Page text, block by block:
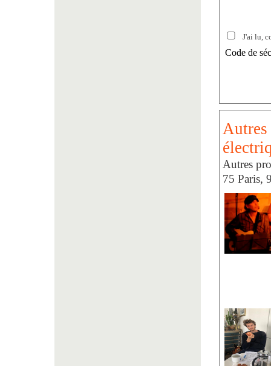
J'ai lu,
Code de
Autres
Autres
75 Paris,